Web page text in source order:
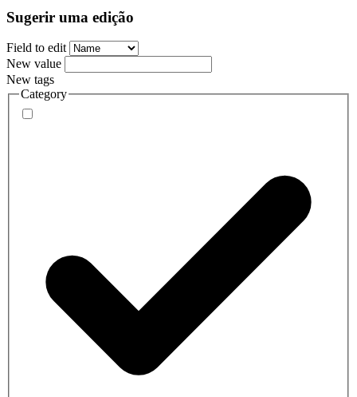
Sugerir uma edição
Field to edit
New value
New tags
Category